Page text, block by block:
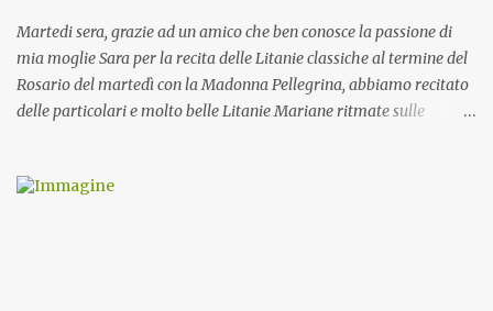
Martedi sera, grazie ad un amico che ben conosce la passione di
mia moglie Sara per la recita delle Litanie classiche al termine del
Rosario del martedì con la Madonna Pellegrina, abbiamo recitato
delle particolari e molto belle Litanie Mariane ritmate sulle
preghiera.